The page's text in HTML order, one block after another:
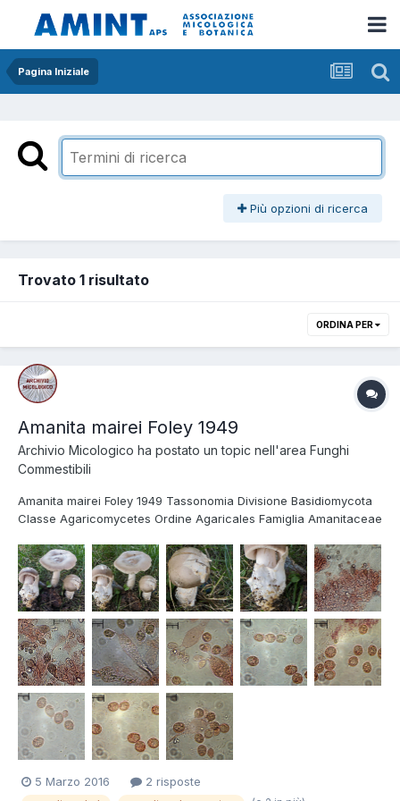
Pagina Iniziale
Più opzioni di ricerca
Trovato 1 risultato
ORDINA PER
Amanita mairei Foley 1949
Archivio Micologico ha postato un topic nell'area Funghi
Commestibili
Amanita mairei Foley 1949 Tassonomia Divisione Basidiomycota
Classe Agaricomycetes Ordine Agaricales Famiglia Amanitaceae
Sinonimi Amanita argentea Huijsman 1959 [sinonimia non
condivisa da tutti gli autori, vedi paragra...
5 Marzo 2016 2 risposte